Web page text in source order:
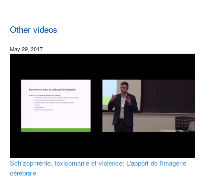
Other videos
May 29, 2017
Schizophrénie, toxicomanie et violence: L'apport de l'imagerie
cérébrale